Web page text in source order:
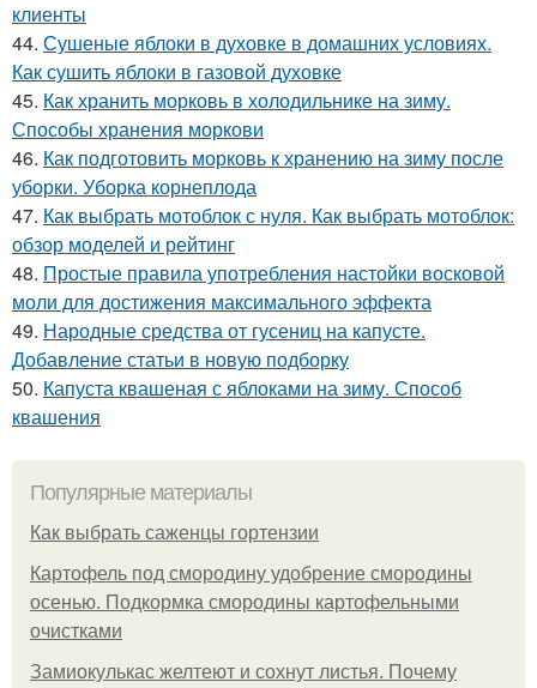
клиенты
44. Сушеные яблоки в духовке в домашних условиях.
Как сушить яблоки в газовой духовке
45. Как хранить морковь в холодильнике на зиму.
Способы хранения моркови
46. Как подготовить морковь к хранению на зиму после
уборки. Уборка корнеплода
47. Как выбрать мотоблок с нуля. Как выбрать мотоблок:
обзор моделей и рейтинг
48. Простые правила употребления настойки восковой
моли для достижения максимального эффекта
49. Народные средства от гусениц на капусте.
Добавление статьи в новую подборку
50. Капуста квашеная с яблоками на зиму. Способ
квашения
Популярные материалы
Как выбрать саженцы гортензии
Картофель под смородину удобрение смородины
осенью. Подкормка смородины картофельными
очистками
Замиокулькас желтеют и сохнут листья. Почему